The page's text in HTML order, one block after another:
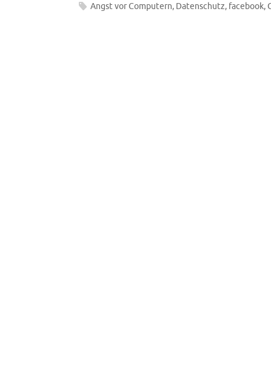
Angst vor Computern, Datenschutz, facebook,